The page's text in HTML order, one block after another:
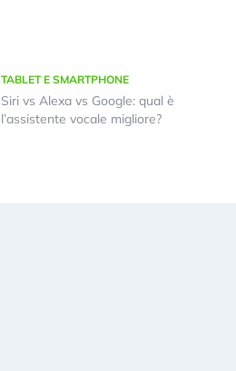
TABLET E SMARTPHONE
Siri vs Alexa vs Google: qual è
l’assistente vocale migliore?